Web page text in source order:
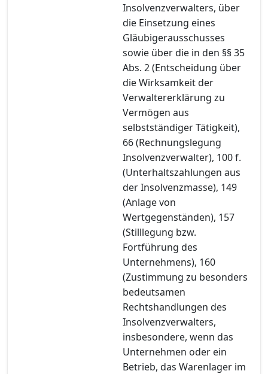
Insolvenzverwalters, über
die Einsetzung eines
Gläubigerausschusses
sowie über die in den §§ 35
Abs. 2 (Entscheidung über
die Wirksamkeit der
Verwaltererklärung zu
Vermögen aus
selbstständiger Tätigkeit),
66 (Rechnungslegung
Insolvenzverwalter), 100 f.
(Unterhaltszahlungen aus
der Insolvenzmasse), 149
(Anlage von
Wertgegenständen), 157
(Stilllegung bzw.
Fortführung des
Unternehmens), 160
(Zustimmung zu besonders
bedeutsamen
Rechtshandlungen des
Insolvenzverwalters,
insbesondere, wenn das
Unternehmen oder ein
Betrieb, das Warenlager im